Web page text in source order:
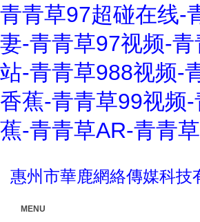
青青草97超碰在线-
妻-青青草97视频-青
站-青青草988视频-
香蕉-青青草99视频
蕉-青青草AR-青青
惠州市華鹿網絡傳媒科技
MENU